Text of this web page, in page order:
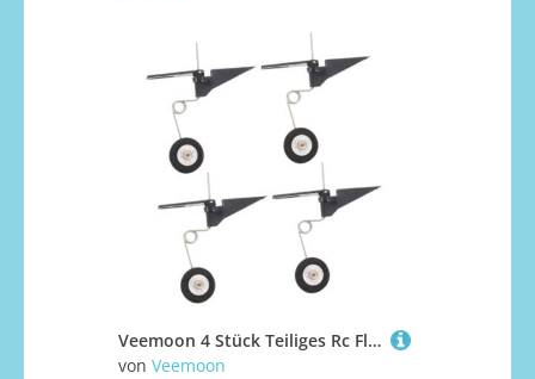
Veemoon 4 Stück Teiliges Rc Flugzeug Heckrad Untergestell für Modellflugzeuge kompatibel mit Stabiler Landung Einfach zu Montieren für Outdoor-DIY-projekte
von Veemoon